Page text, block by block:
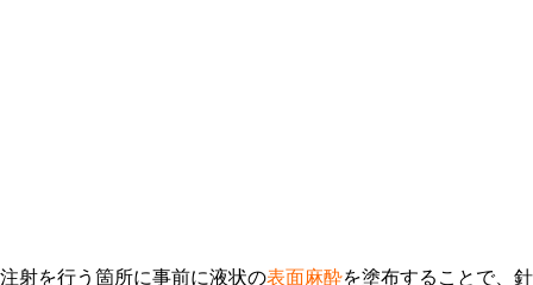
注射を行う箇所に事前に液状の表面麻酔を塗布することで、針